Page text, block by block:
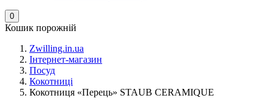
0
Кошик порожній
Zwilling.in.ua
Інтернет-магазин
Посуд
Кокотниці
Кокотниця «Перець» STAUB CERAMIQUE